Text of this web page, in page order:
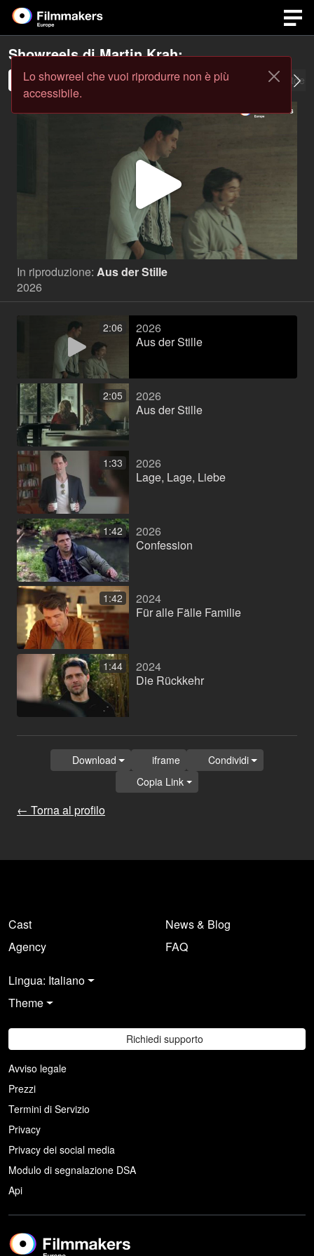
Lo showreel che vuoi riprodurre non è più
accessibile.
Showreels diMartin Krah:
Showreel 2026 About me - English Horse riding
Play
Video
In riproduzione: Aus der Stille
2026
2:06
2026
Aus der Stille
2:05
2026
Aus der Stille
1:33
2026
Lage, Lage, Liebe
1:42
2026
Confession
1:42
2024
Für alle Fälle Familie
1:44
2024
Die Rückkehr
← Torna al profilo
Download iframe
Condividi
Copia Link
Cast
Agency
News & Blog
FAQ
Lingua: Italiano
Theme
Richiedi supporto
Avviso legale
Prezzi
Termini di Servizio
Privacy
Privacy dei social media
Modulo di segnalazione DSA
Api